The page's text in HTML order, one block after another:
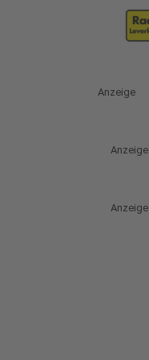
Anzeige
Anzeige
Anzeige